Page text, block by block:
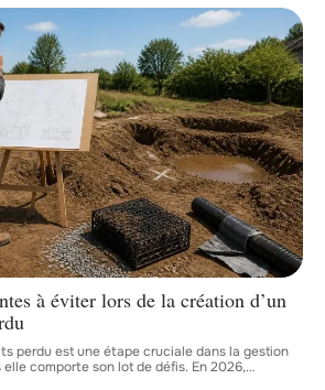
à éviter lors de la création d’un
perdu est une étape cruciale dans la gestion
comporte son lot de défis. En 2026,…